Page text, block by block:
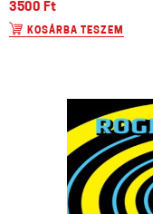
3500 Ft
KOSÁRBA TESZEM